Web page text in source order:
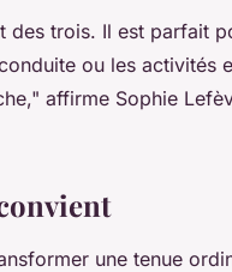
des trois. Il est parfait
ou les activités
affirme Sophie
une tenue